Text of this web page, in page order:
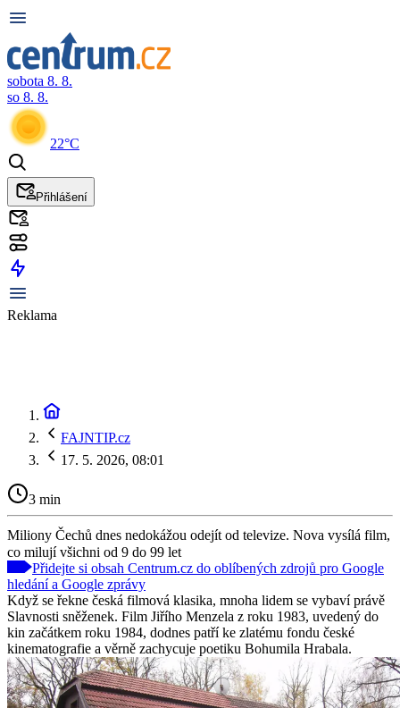
sobota 8. 8.
so 8. 8.
22°C
Přihlášení
Reklama
FAJNTIP.cz
17. 5. 2026, 08:01
3 min
Miliony Čechů dnes nedokážou odejít od televize. Nova vysílá film,
co milují všichni od 9 do 99 let
Přidejte si obsah Centrum.cz do oblíbených zdrojů pro Google
hledání a Google zprávy
Když se řekne česká filmová klasika, mnoha lidem se vybaví právě
Slavnosti sněženek. Film Jiřího Menzela z roku 1983, uvedený do
kin začátkem roku 1984, dodnes patří ke zlatému fondu české
kinematografie a věrně zachycuje poetiku Bohumila Hrabala.